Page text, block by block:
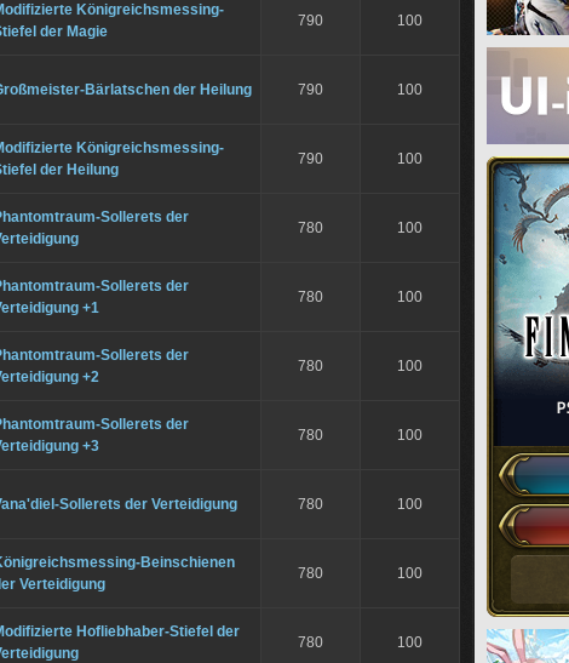
Königreichsmessing-
der Magie
790 100
Bärlatschen der Heilung 790 100
Königreichsmessing-
der Heilung
790 100
Sollerets der
780 100
Sollerets der
+1
780 100
Sollerets der
+2
780 100
Sollerets der
+3
780 100
Sollerets der Verteidigung 780 100
Beinschienen
Verteidigung
780 100
Hofliebhaber-Stiefel der
780 100